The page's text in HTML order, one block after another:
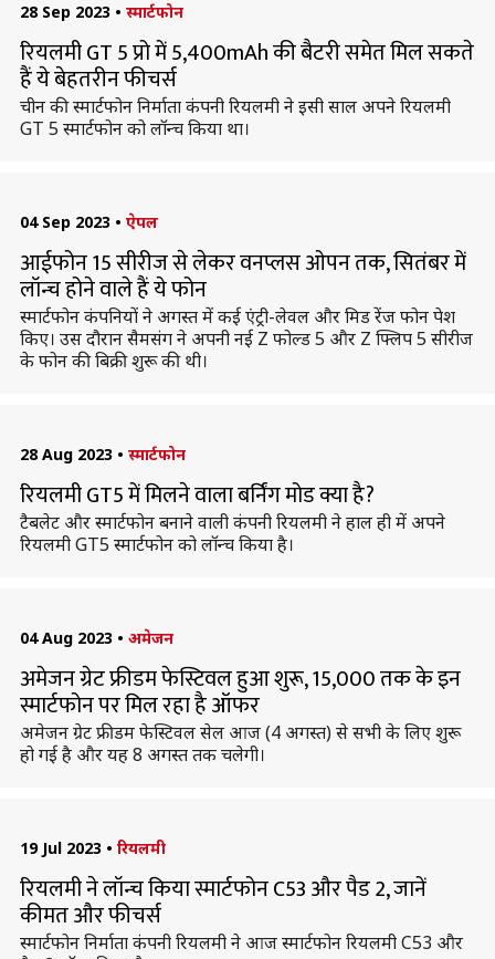
28 Sep 2023 • स्मार्टफोन
रियलमी GT 5 प्रो में 5,400mAh की बैटरी समेत मिल सकते
हैं ये बेहतरीन फीचर्स
चीन की स्मार्टफोन निर्माता कंपनी रियलमी ने इसी साल अपने रियलमी
GT 5 स्मार्टफोन को लॉन्च किया था।
04 Sep 2023 • ऐपल
आईफोन 15 सीरीज से लेकर वनप्लस ओपन तक, सितंबर में
लॉन्च होने वाले हैं ये फोन
स्मार्टफोन कंपनियों ने अगस्त में कई एंट्री-लेवल और मिड रेंज फोन पेश
किए। उस दौरान सैमसंग ने अपनी नई Z फोल्ड 5 और Z फ्लिप 5 सीरीज
के फोन की बिक्री शुरू की थी।
28 Aug 2023 • स्मार्टफोन
रियलमी GT5 में मिलने वाला बर्निंग मोड क्या है?
टैबलेट और स्मार्टफोन बनाने वाली कंपनी रियलमी ने हाल ही में अपने
रियलमी GT5 स्मार्टफोन को लॉन्च किया है।
04 Aug 2023 • अमेजन
अमेजन ग्रेट फ्रीडम फेस्टिवल हुआ शुरू, 15,000 तक के इन
स्मार्टफोन पर मिल रहा है ऑफर
अमेजन ग्रेट फ्रीडम फेस्टिवल सेल आज (4 अगस्त) से सभी के लिए शुरू
हो गई है और यह 8 अगस्त तक चलेगी।
19 Jul 2023 • रियलमी
रियलमी ने लॉन्च किया स्मार्टफोन C53 और पैड 2, जानें
कीमत और फीचर्स
स्मार्टफोन निर्माता कंपनी रियलमी ने आज स्मार्टफोन रियलमी C53 और